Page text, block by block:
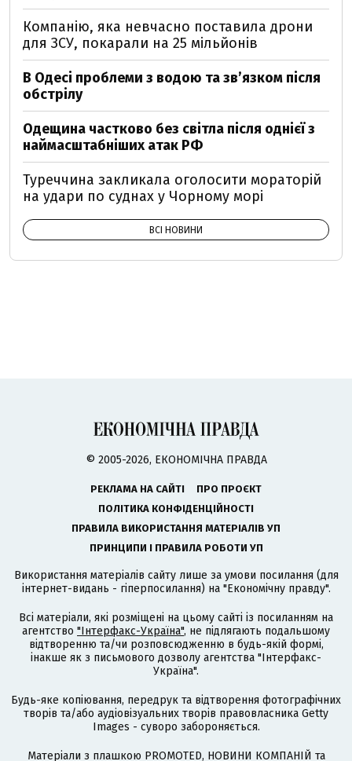
Компанію, яка невчасно поставила дрони
для ЗСУ, покарали на 25 мільйонів
В Одесі проблеми з водою та звʼязком після
обстрілу
Одещина частково без світла після однієї з
наймасштабніших атак РФ
Туреччина закликала оголосити мораторій
на удари по суднах у Чорному морі
ВСІ НОВИНИ
© 2005-2026, ЕКОНОМІЧНА ПРАВДА
РЕКЛАМА НА САЙТІ
ПРО ПРОЄКТ
ПОЛІТИКА КОНФІДЕНЦІЙНОСТІ
ПРАВИЛА ВИКОРИСТАННЯ МАТЕРІАЛІВ УП
ПРИНЦИПИ І ПРАВИЛА РОБОТИ УП
Використання матеріалів сайту лише за умови посилання (для
інтернет-видань - гіперпосилання) на "Економічну правду".
Всі матеріали, які розміщені на цьому сайті із посиланням на
агентство "Інтерфакс-Україна", не підлягають подальшому
відтворенню та/чи розповсюдженню в будь-якій формі,
інакше як з письмового дозволу агентства "Інтерфакс-
Україна".
Будь-яке копіювання, передрук та відтворення фотографічних
творів та/або аудіовізуальних творів правовласника Getty
Images - суворо забороняється.
Матеріали з плашкою PROMOTED, НОВИНИ КОМПАНІЙ та